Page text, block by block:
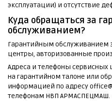
эксплуатации) и отсутствие
Куда обращаться за
обслуживанием?
Гарантийным обслуживанием
центры, авторизованные
Адреса и телефоны
на гарантийном талоне или
информацией по адресу
телефонам НВП АРМАСПЕЦМАШ.